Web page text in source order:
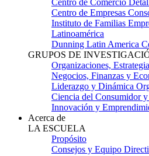
Centro de Comercio
Centro de Empresas
Instituto de Familias
Latinoamérica
Dunning Latin America
GRUPOS DE
Organizaciones,
Negocios, Finanzas y
Liderazgo y Dinámica
Ciencia del Consumidor
Innovación y
Acerca de
LA ESCUELA
Propósito
Consejos y Equipo